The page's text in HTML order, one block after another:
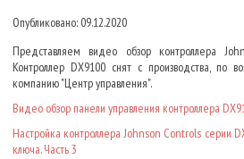
Опубликовано: 09.12.2020
Представляем видео обзор контроллера
Контроллер DX9100 снят с производства, по
компанию "Центр управления".
Видео обзор панели управления контроллера
Настройка контроллера Johnson Controls серии
ключа. Часть 3